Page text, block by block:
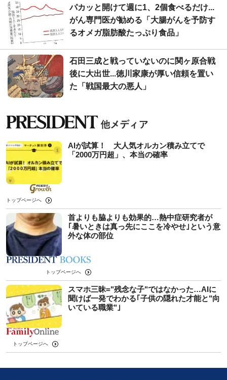
パカッと開けて週に1、2個食べるだけ...
がん専門医が勧める「大腸がんを予防す
るオメガ脂肪酸たっぷり食品」
石田三成と戦っていないのに関ヶ原合戦
後に大出世...徳川家康が厚い信頼を置い
た「戦国最大の悪人」
AIが試算！ 大人気オルカン積み立てで
「2000万円超」、本当の確率
トップページへ
首よりも脇よりも効果的…熱中症研究者が
｢暑いときは真っ先にここを冷やせ｣という意
外な体の部位
トップページへ
スマホ三昧="残念な子"ではなかった…AIに
聞けば一発でわかる｢子供の隠れた才能と"向
いている職業"｣
トップページへ